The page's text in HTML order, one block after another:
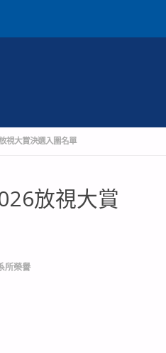
視大賞決選入圍名單
放視大賞
所榮譽